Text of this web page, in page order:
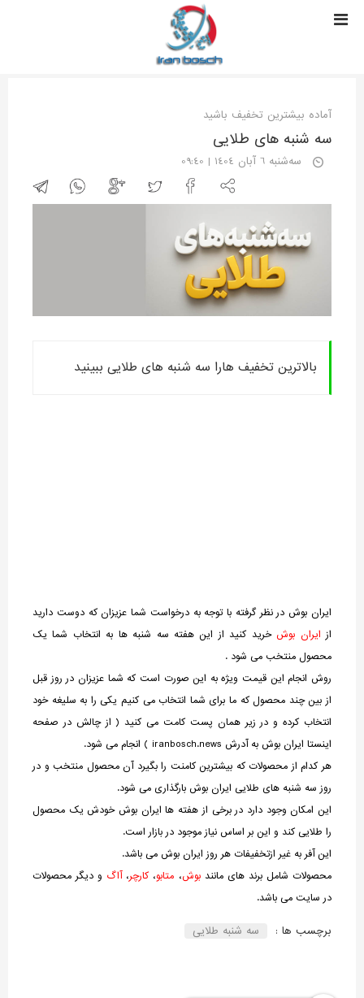
آماده بیشترین تخفیف باشید
سه شنبه های طلایی
سه‌شنبه 6 آبان 1404 | 09:40
بالاترین تخفیف هارا سه شنبه های طلایی ببینید
ایران بوش در نظر گرفته با توجه به درخواست شما عزیزان که دوست دارید
از ایران بوش خرید کنید از این هفته سه شنبه ها به انتخاب شما یک
محصول منتخب می شود .
روش انجام این قیمت ویژه به این صورت است که شما عزیزان در روز قبل
از بین چند محصول که ما برای شما انتخاب می کنیم یکی را به سلیغه خود
انتخاب کرده و در زیر همان پست کامت می کنید ( از چالش در صفحه
اینستا ایران بوش به آدرش iranbosch.news ) انجام می شود.
هر کدام از محصولات که بیشترین کامنت را بگیرد آن محصول منتخب و در
روز سه شنبه های طلایی ایران بوش بارگذاری می شود.
این امکان وجود دارد در برخی از هفته ها ایران بوش خودش یک محصول
را طلایی کند و این بر اساس نیاز موجود در بازار است.
این آفر به غیر ازتخفیفات هر روز ایران بوش می باشد.
محصولات شامل برند های مانندبوش، متابو، کارچر، آاگ و دیگر محصولات
در سایت می باشد.
برچسب ها : سه شنبه طلایی